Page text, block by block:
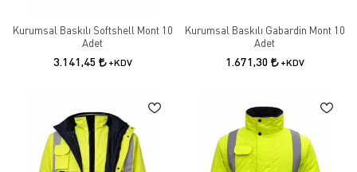
Kurumsal Baskılı Softshell Mont 10
Adet
3.141,45 +KDV
Kurumsal Baskılı Gabardin Mont 10
Adet
1.671,30 +KDV